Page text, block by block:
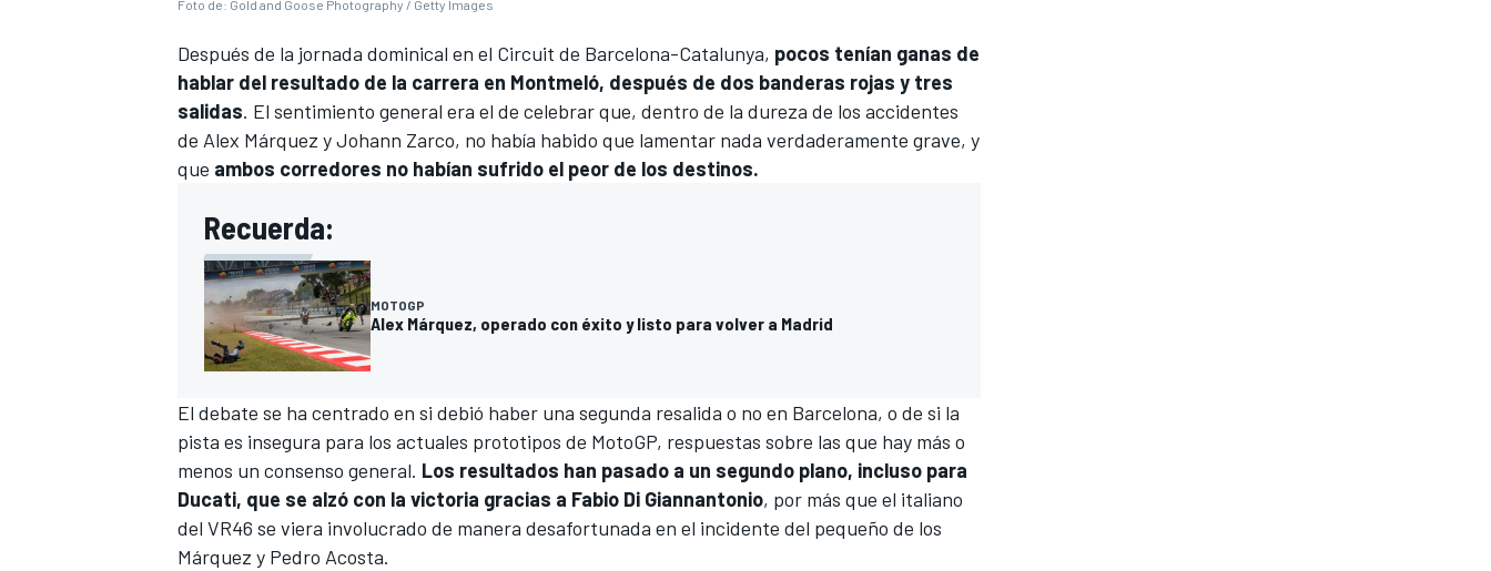
Foto de: Gold and Goose Photography / Getty Images
Después de la jornada dominical en el Circuit de Barcelona-Catalunya, pocos tenían ganas de
hablar del resultado de la carrera en Montmeló, después de dos banderas rojas y tres
salidas. El sentimiento general era el de celebrar que, dentro de la dureza de los accidentes
de Alex Márquez yJohann Zarco, no había habido que lamentar nada verdaderamente grave, y
que ambos corredores no habían sufrido el peor de los destinos.
Recuerda:
MOTOGP
Alex Márquez, operado con éxito y listo para volver a Madrid
El debate se ha centrado en si debió haber una segunda resalida o no en Barcelona, o de si la
pista es insegura para los actuales prototipos de MotoGP, respuestas sobre las que hay más o
menos un consenso general. Los resultados han pasado a un segundo plano, incluso para
Ducati, que se alzó con la victoria gracias a Fabio Di Giannantonio, por más que el italiano
del VR46 se viera involucrado de manera desafortunada en el incidente del pequeño de los
Márquez y Pedro Acosta.